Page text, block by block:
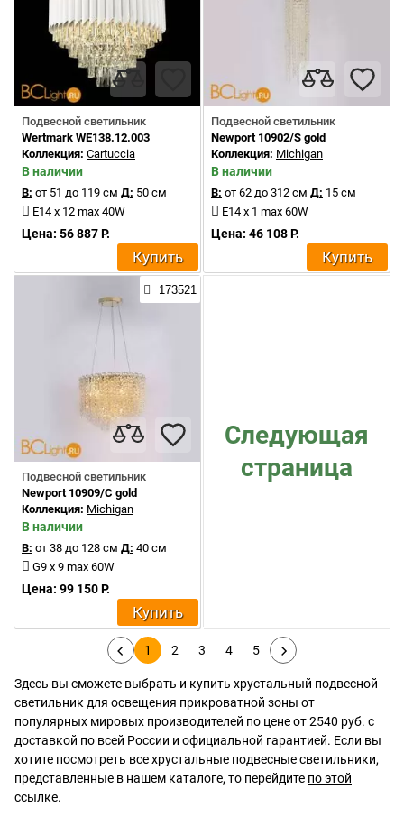
Подвесной светильник
Wertmark WE138.12.003
Коллекция: Cartuccia
В наличии
В: от 51 до 119 см Д: 50 см
E14 x 12 max 40W
Цена: 56 887 Р.
Купить
Подвесной светильник
Newport 10902/S gold
Коллекция: Michigan
В наличии
В: от 62 до 312 см Д: 15 см
E14 x 1 max 60W
Цена: 46 108 Р.
Купить
173521
Подвесной светильник
Newport 10909/C gold
Коллекция: Michigan
В наличии
В: от 38 до 128 см Д: 40 см
G9 x 9 max 60W
Цена: 99 150 Р.
Купить
Следующая
страница
1 2 3 4 5
Здесь вы сможете выбрать и купить хрустальный подвесной
светильник для освещения прикроватной зоны от
популярных мировых производителей по цене от 2540 руб. с
доставкой по всей России и официальной гарантией. Если вы
хотите посмотреть все хрустальные подвесные светильники,
представленные в нашем каталоге, то перейдите по этой
ссылке.